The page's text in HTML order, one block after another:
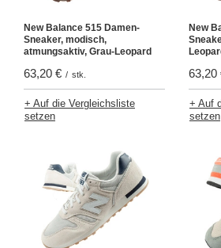
New Balance 515 Damen-
Sneaker, modisch,
atmungsaktiv, Grau-Leopard
63,20 € / stk.
+ Auf die Vergleichsliste
setzen
New
63,20
+ Auf
setzen